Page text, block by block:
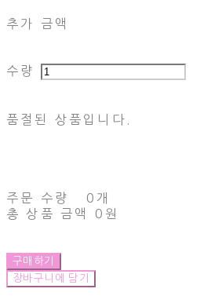
추가 금액
수량
품절된 상품입니다.
주문 수량
0개
총 상품 금액
0원
구매하기
장바구니에 담기